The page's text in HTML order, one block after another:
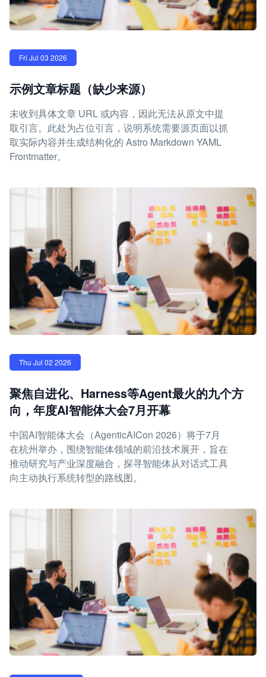
Fri Jul 03 2026
示例文章标题（缺少来源）
未收到具体文章 URL 或内容，因此无法从原文中提
取引言。此处为占位引言，说明系统需要源页面以抓
取实际内容并生成结构化的 Astro Markdown YAML
Frontmatter。
Thu Jul 02 2026
聚焦自进化、Harness等Agent最火的九个方
向，年度AI智能体大会7月开幕
中国AI智能体大会（AgenticAICon 2026）将于7月
在杭州举办，围绕智能体领域的前沿技术展开，旨在
推动研究与产业深度融合，探寻智能体从对话式工具
向主动执行系统转型的路线图。